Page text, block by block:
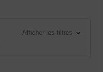
Afficher les filtres